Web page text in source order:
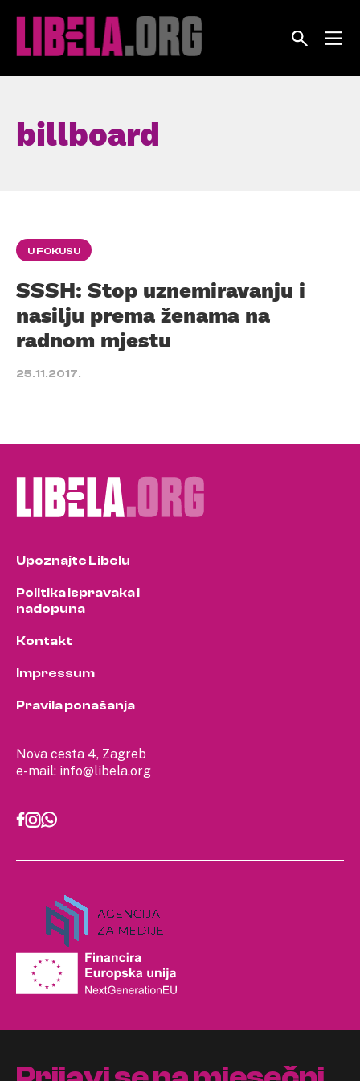
billboard
U FOKUSU
SSSH: Stop uznemiravanju i
nasilju prema ženama na
radnom mjestu
25.11.2017.
Nova cesta 4, Zagreb
e-mail: info@libela.org
Upoznajte Libelu
Politika ispravaka i
nadopuna
Kontakt
Impressum
Pravila ponašanja